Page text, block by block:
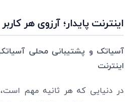
اینترنت پایدار؛ آرزوی هر
آسیاتک و پشتیبانی محلی
اینترنت
در دنیایی که هر ثانیه مهم